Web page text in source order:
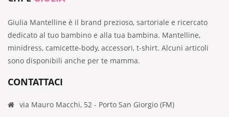
Giulia Mantelline è il brand prezioso, sartoriale e ricercato
dedicato al tuo bambino e alla tua bambina. Mantelline,
minidress, camicette-body, accessori, t-shirt. Alcuni articoli
sono disponibili anche per te mamma.
CONTATTACI
via Mauro Macchi, 52 - Porto San Giorgio (FM)